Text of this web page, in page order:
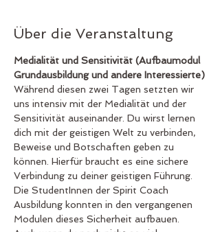
Über die Veranstaltung
Medialität und Sensitivität (Aufbaumodul
Grundausbildung und andere Interessierte)
Während diesen zwei Tagen setzten wir
uns intensiv mit der Medialität und der
Sensitivität auseinander. Du wirst lernen
dich mit der geistigen Welt zu verbinden,
Beweise und Botschaften geben zu
können. Hierfür braucht es eine sichere
Verbindung zu deiner geistigen Führung.
Die StudentInnen der Spirit Coach
Ausbildung konnten in den vergangenen
Modulen dieses Sicherheit aufbauen.